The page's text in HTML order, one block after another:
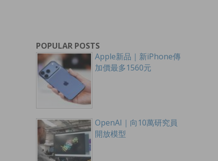
POPULAR POSTS
Apple新品｜新iPhone傳
加價最多1560元
OpenAI｜向10萬研究員
開放模型